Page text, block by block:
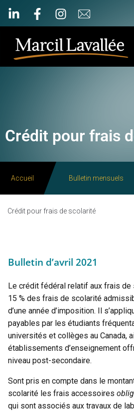
Crédit pour frais
Accueil Bulletin mensuels
Crédit pour frais de scolarité
Bulletin d’avril 2021
Le crédit fédéral relatif aux frais
15 % des frais de scolarité
d’une année d’imposition. Il
payables par les étudiants
universités et collèges au Canada,
établissements d’enseignement
niveau post-secondaire.
Sont pris en compte dans le
scolarité les frais accessoires
qui sont associés aux travaux de